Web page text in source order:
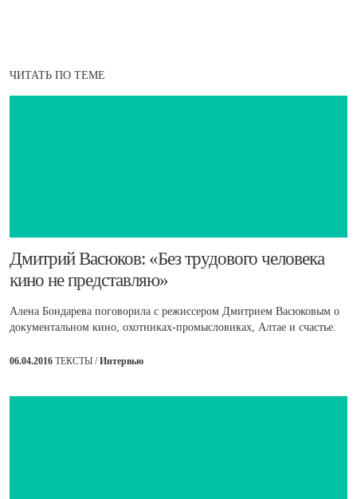
ЧИТАТЬ ПО ТЕМЕ
​Дмитрий Васюков: «Без трудового человека
кино не представляю»
Алена Бондарева поговорила с режиссером Дмитрием Васюковым о
документальном кино, охотниках-промысловиках, Алтае и счастье.
06.04.2016 ТЕКСТЫ /Интервью